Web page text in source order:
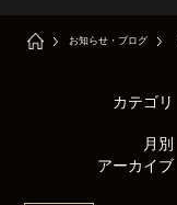
お知らせ・ブログ
カテゴリ
月別
アーカイブ